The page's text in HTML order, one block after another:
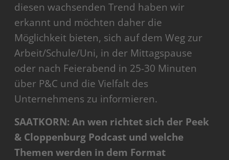
diesen wachsenden Trend haben wir
erkannt und möchten daher die
Möglichkeit bieten, sich auf dem Weg zur
Arbeit/Schule/Uni, in der Mittagspause
oder nach Feierabend in 25-30 Minuten
über P&C und die Vielfalt des
Unternehmens zu informieren.
SAATKORN: An wen richtet sich der Peek
& Cloppenburg Podcast und welche
Themen werden in dem Format